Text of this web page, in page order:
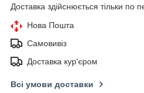
Доставка здійснюється тільки по
Нова Пошта
Самовивіз
Доставка кур'єром
Всі умови доставки